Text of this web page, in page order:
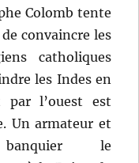
Colomb tente
convaincre les
catholiques
les Indes en
par l’ouest est
Un armateur et
le